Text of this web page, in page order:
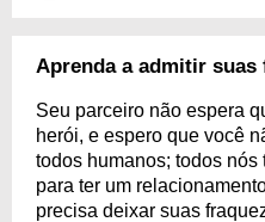
Aprenda a admitir suas
Seu parceiro não espera
herói, e espero que você
todos humanos; todos
para ter um
precisa deixar suas